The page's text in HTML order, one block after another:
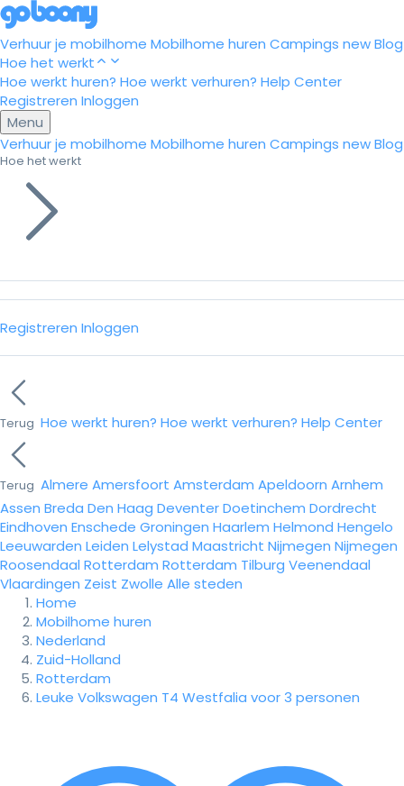
Verhuur je mobilhome Mobilhome huren Campings newBlog
Hoe het werkt
Hoe werkt huren? Hoe werkt verhuren? Help Center
Registreren Inloggen
Menu
Verhuur je mobilhome Mobilhome huren Campings newBlog
Hoe het werkt
Registreren Inloggen
Terug Hoe werkt huren? Hoe werkt verhuren? Help Center
Terug Almere Amersfoort Amsterdam Apeldoorn Arnhem
Assen Breda Den Haag DeventerDoetinchem Dordrecht
Eindhoven Enschede Groningen Haarlem Helmond Hengelo
Leeuwarden Leiden Lelystad Maastricht Nijmegen Nijmegen
Roosendaal Rotterdam Rotterdam Tilburg Veenendaal
Vlaardingen Zeist Zwolle Alle steden
Home
Mobilhome huren
Nederland
Zuid-Holland
Rotterdam
Leuke Volkswagen T4 Westfalia voor 3 personen